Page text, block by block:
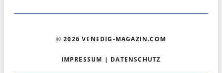
© 2026 VENEDIG-MAGAZIN.COM
IMPRESSUM | DATENSCHUTZ